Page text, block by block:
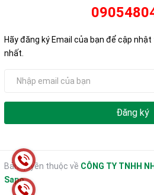
Hãy đăng ký Email của bạn để cập
nhất.
Đăng ký
Bản quyền thuộc về CÔNG TY TNHH
Sapo